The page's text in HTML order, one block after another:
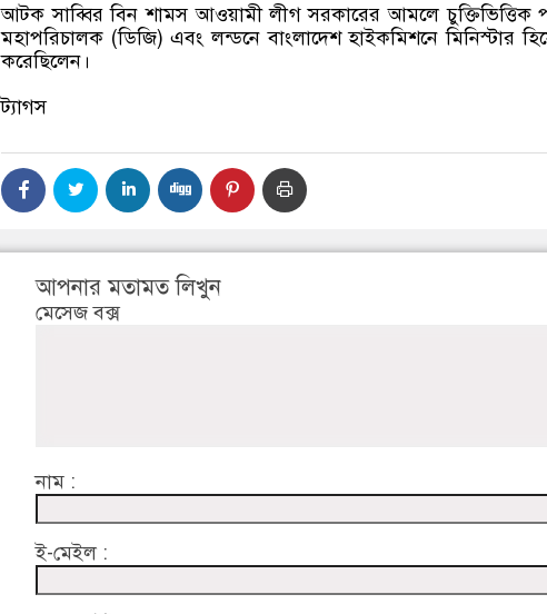
আটক সাব্বির বিন শামস আওয়ামী লীগ সরকারের আমলে চুক্তিভিত্তিক
মহাপরিচালক (ডিজি) এবং লন্ডনে বাংলাদেশ হাইকমিশনে মিনিস্টার
করেছিলেন।
ট্যাগস
আপনার মতামত লিখুন
মেসেজ বক্স
নাম :
ই-মেইল :